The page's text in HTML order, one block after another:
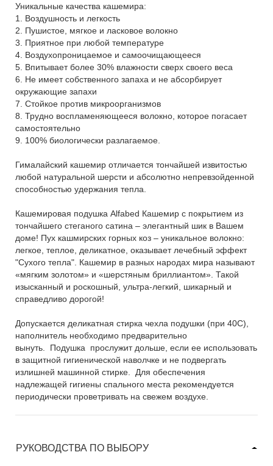
Уникальные качества кашемира:
1. Воздушность и легкость
2. Пушистое, мягкое и ласковое волокно
3. Приятное при любой температуре
4. Воздухопроницаемое и самоочищающееся
5. Впитывает более 30% влажности сверх своего веса
6. Не имеет собственного запаха и не абсорбирует
окружающие запахи
7. Стойкое против микроорганизмов
8. Трудно воспламеняющееся волокно, которое погасает
самостоятельно
9. 100% биологически разлагаемое.
Гималайский кашемир отличается тончайшей извитостью
любой натуральной шерсти и абсолютно непревзойденной
способностью удержания тепла.
Кашемировая подушка Alfabed Кашемир с покрытием из
тончайшего стеганого сатина – элегантный шик в Вашем
доме! Пух кашмирских горных коз – уникальное волокно:
легкое, теплое, деликатное, оказывает лечебный эффект
"Сухого тепла". Кашемир в разных народах мира называют
«мягким золотом» и «шерстяным бриллиантом». Такой
изысканный и роскошный, ультра-легкий, шикарный и
справедливо дорогой!
Допускается деликатная стирка чехла подушки (при 40С),
наполнитель необходимо предварительно
вынуть. Подушка прослужит дольше, если ее использовать
в защитной гигиенической наволчке и не подвергать
излишней машинной стирке. Для обеспечения
надлежащей гигиены спального места рекомендуется
периодически проветривать на свежем воздухе.
РУКОВОДСТВА ПО ВЫБОРУ